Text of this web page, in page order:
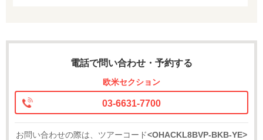
電話で問い合わせ・予約する
欧米セクション
03-6631-7700
お問い合わせの際は、ツアーコード<OHACKL8BVP-BKB-YE>